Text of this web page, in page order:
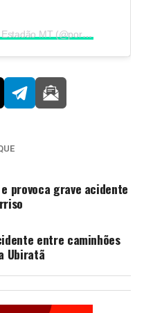
Um post compartilhado por Estadão MT (@portalestadao.mt)
provoca grave acidente
entre caminhões
Ubiratã